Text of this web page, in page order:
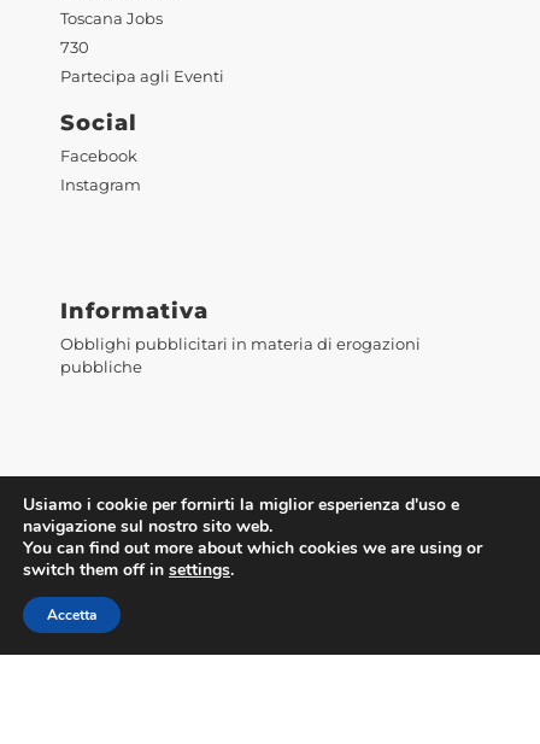
Toscana Jobs
730
Partecipa agli Eventi
Social
Facebook
Instagram
Informativa
Obblighi pubblicitari in materia di erogazioni
pubbliche
Usiamo i cookie per fornirti la miglior esperienza d'uso e
navigazione sul nostro sito web.
You can find out more about which cookies we are using or
switch them off in settings.
Accetta